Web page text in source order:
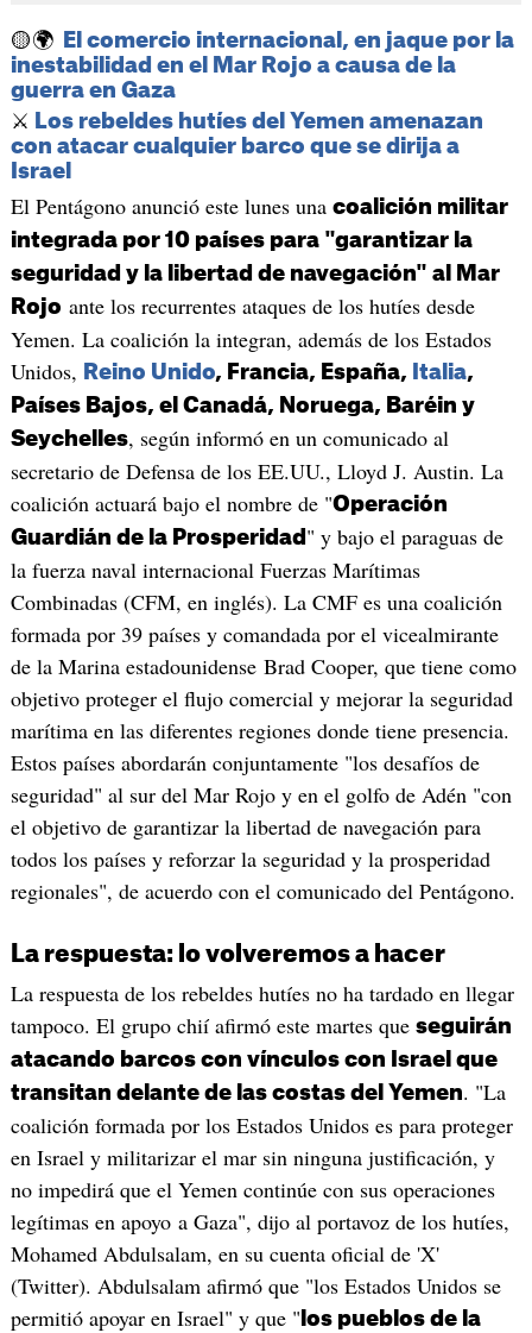
🟡🌍
El comercio internacional, en jaque por la
inestabilidad en el Mar Rojo a causa de la
guerra en Gaza
⚔️ Los rebeldes hutíes del Yemen amenazan
con atacar cualquier barco que se dirija a
Israel
El Pentágono anunció este lunes una coalición militar
integrada por 10 países para "garantizar la
seguridad y la libertad de navegación" al Mar
Rojo ante los recurrentes ataques de los hutíes desde
Yemen. La coalición la integran, además de los Estados
Unidos, Reino Unido, Francia, España, Italia,
Países Bajos, el Canadá, Noruega, Baréin y
Seychelles, según informó en un comunicado al
secretario de Defensa de los EE.UU., Lloyd J. Austin. La
coalición actuará bajo el nombre de "Operación
Guardián de la Prosperidad " y bajo el paraguas de
la fuerza naval internacional Fuerzas Marítimas
Combinadas (CFM, en inglés). La CMF es una coalición
formada por 39 países y comandada por el vicealmirante
de la Marina estadounidense Brad Cooper, que tiene como
objetivo proteger el flujo comercial y mejorar la seguridad
marítima en las diferentes regiones donde tiene presencia.
Estos países abordarán conjuntamente "los desafíos de
seguridad" al sur del Mar Rojo y en el golfo de Adén "con
el objetivo de garantizar la libertad de navegación para
todos los países y reforzar la seguridad y la prosperidad
regionales", de acuerdo con el comunicado del Pentágono.
La respuesta: lo volveremos a hacer
La respuesta de los rebeldes hutíes no ha tardado en llegar
tampoco. El grupo chií afirmó este martes que seguirán
atacando barcos con vínculos con Israel que
transitan delante de las costas del Yemen. "La
coalición formada por los Estados Unidos es para proteger
en Israel y militarizar el mar sin ninguna justificación, y
no impedirá que el Yemen continúe con sus operaciones
legítimas en apoyo a Gaza", dijo al portavoz de los hutíes,
Mohamed Abdulsalam, en su cuenta oficial de 'X'
(Twitter). Abdulsalam afirmó que "los Estados Unidos se
permitió apoyar en Israel" y que " los pueblos de la